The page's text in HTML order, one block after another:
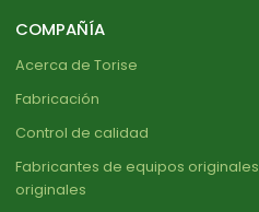
COMPAÑÍA
Acerca de Torise
Fabricación
Control de calidad
Fabricantes de equipos
originales